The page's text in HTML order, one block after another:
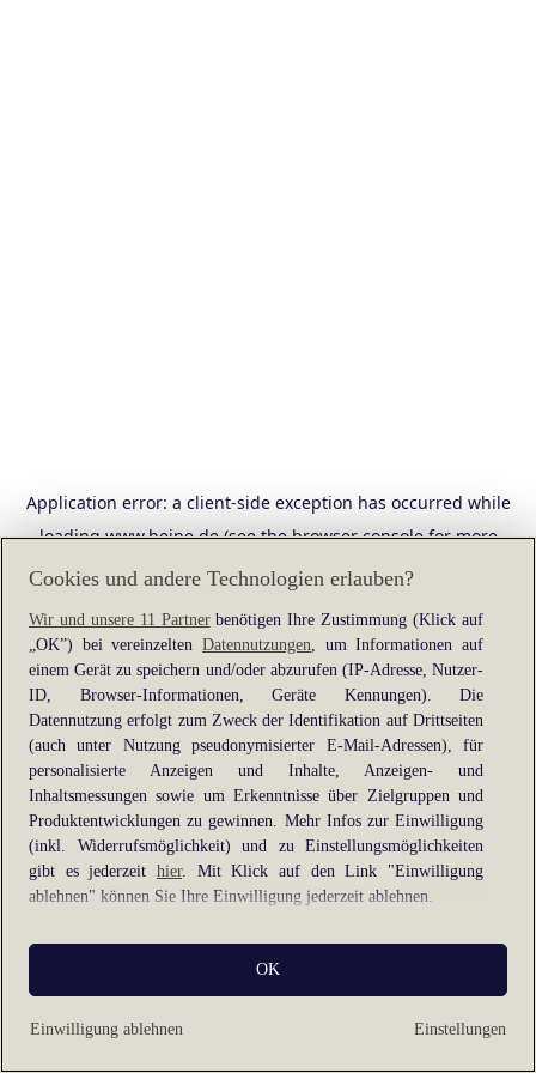
Application error: a client-side exception has occurred while
loadingwww.heine.de(see the browser consolefor more
information).
Cookies und andere Technologien erlauben?
Wir und unsere 11 Partnerbenötigen Ihre Zustimmung (Klick auf
„OK”) bei vereinzelten Datennutzungen, um Informationen auf
einem Gerät zu speichern und/oder abzurufen (IP-Adresse, Nutzer-
ID, Browser-Informationen, Geräte Kennungen). Die
Datennutzung erfolgt zum Zweck der Identifikation auf Drittseiten
(auch unter Nutzung pseudonymisierter E-Mail-Adressen), für
personalisierte Anzeigen und Inhalte, Anzeigen- und
Inhaltsmessungen sowie um Erkenntnisse über Zielgruppen und
Produktentwicklungen zu gewinnen. Mehr Infos zur Einwilligung
(inkl. Widerrufsmöglichkeit) und zu Einstellungsmöglichkeiten
gibt es jederzeit hier. Mit Klick auf den Link "Einwilligung
ablehnen" können Sie Ihre Einwilligung jederzeit ablehnen.
Sie können Ihre Einwilligung auch jederzeit grundlos mit Wirkung
für die Zukunft widerrufen, indem Sie z. B. auf den Button
"Cookie-Einstellungen" im Footer der Website und "Alle
ablehnen" klicken.
Einstellungen
Einwilligung ablehnen
OK